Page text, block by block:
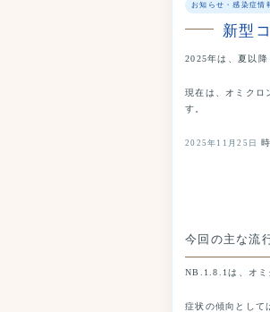
お知らせ・感染症情
新型
2025年は、夏以
現在は、オミクロ
す。
2025年11月25日
今回の主な流
NB.1.8.1は、オミ
症状の傾向として